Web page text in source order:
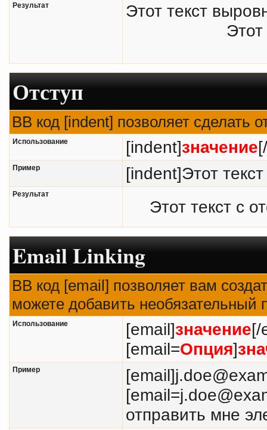
Результат
Этот текст
Отступ
BB код [indent] позволяет сделать
Использование [indent]значение
Пример [indent]Этот
Результат
Этот текст с
Email Linking
BB код [email] позволяет вам
можете добавить
Использование [email]значение[/
[email=Опция]
Пример
отправить мне